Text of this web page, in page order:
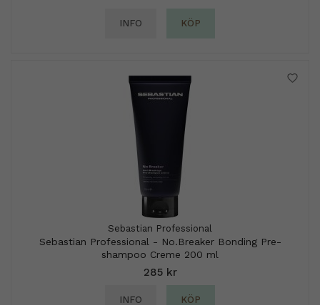
INFO KÖP
Sebastian Professional
Sebastian Professional - No.Breaker Bonding Pre-
shampoo Creme 200 ml
285 kr
INFO KÖP